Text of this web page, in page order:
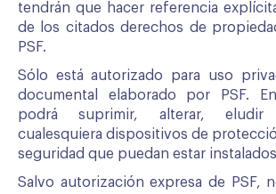
tendrán que hacer referencia
de los citados derechos de
PSF.
Sólo está autorizado para uso
documental elaborado por PSF.
podrá suprimir, alterar,
cualesquiera dispositivos de
seguridad que puedan estar
Salvo autorización expresa de PSF,